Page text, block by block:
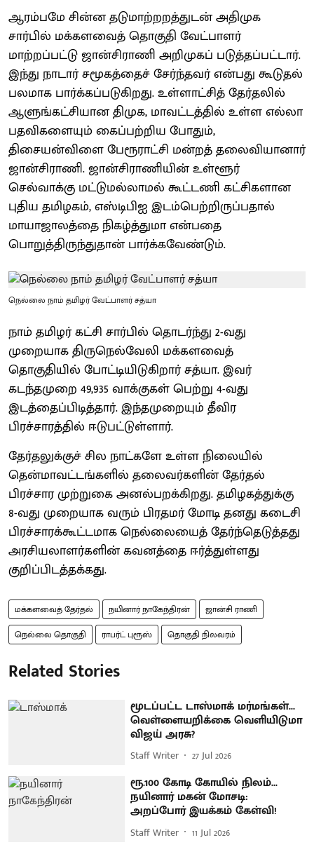
ஆரம்பமே சின்ன தடுமாற்றறத்துடன் அதிமுக
சார்பில் மக்களவைத் தொகுதி வேட்பாளர்
மாற்றப்பட்டு ஜான்சிராணி அறிமுகப் படுத்தப்பட்டார்.
இந்து நாடார் சமூகத்தைச் சேர்ந்தவர் என்பது கூடுதல்
பலமாக பார்க்கப்படுகிறது. உள்ளாட்சித் தேர்தலில்
ஆளுங்கட்சியான திமுக, மாவட்டத்தில் உள்ள எல்லா
பதவிகளையும் கைப்பற்றிய போதும்,
திசையன்விளை பேரூராட்சி மன்றத் தலைவியானார்
ஜான்சிராணி. ஜான்சிராணியின் உள்ளூர்
செல்வாக்கு மட்டுமல்லாமல் கூட்டணி கட்சிகளான
புதிய தமிழகம், எஸ்டிபிஐ இடம்பெற்றிருப்பதால்
மாயாஜாலத்தை நிகழ்த்துமா என்பதை
பொறுத்திருந்துதான் பார்க்கவேண்டும்.
நெல்லை நாம் தமிழர் வேட்பாளர் சத்யா
நாம் தமிழர் கட்சி சார்பில் தொடர்ந்து 2-வது
முறையாக திருநெல்வேலி மக்களவைத்
தொகுதியில் போட்டியிடுகிறார் சத்யா. இவர்
கடந்தமுறை 49,935 வாக்குகள் பெற்று 4-வது
இடத்தைப்பிடித்தார். இந்தமுறையும் தீவிர
பிரச்சாரத்தில் ஈடுபட்டுள்ளார்.
தேர்தலுக்குச் சில நாட்களே உள்ள நிலையில்
தென்மாவட்டங்களில் தலைவர்களின் தேர்தல்
பிரச்சார முற்றுகை அனல்பறக்கிறது. தமிழகத்துக்கு
8-வது முறையாக வரும் பிரதமர் மோடி தனது கடைசி
பிரச்சாரக்கூட்டமாக நெல்லையைத் தேர்ந்தெடுத்தது
அரசியலாளர்களின் கவனத்தை ஈர்த்துள்ளது
குறிப்பிடத்தக்கது.
மக்களவைத் தேர்தல் நயினார் நாகேந்திரன்
ஜான்சி ராணி
நெல்லை தொகுதி
ராபர்ட் புரூஸ் தொகுதி நிலவரம்
Related Stories
மூடப்பட்ட டாஸ்மாக் மர்மங்கள்...
வெள்ளையறிக்கை வெளியிடுமா
விஜய் அரசு?
Staff Writer 27 Jul 2026
ரூ.100 கோடி கோயில் நிலம்...
நயினார் மகன் மோசடி:
அறப்போர் இயக்கம் கேள்வி!
Staff Writer 11 Jul 2026